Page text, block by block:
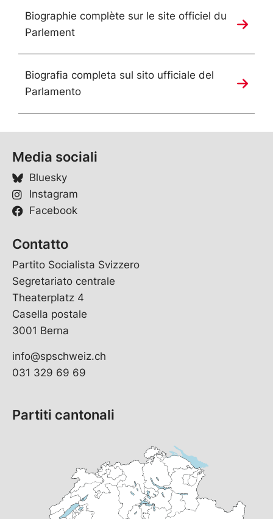
Biographie complète sur le site officiel du
Parlement
Biografia completa sul sito ufficiale del
Parlamento
Media sociali
Bluesky
Instagram
Facebook
Contatto
Partito Socialista Svizzero
Segretariato centrale
Theaterplatz 4
Casella postale
3001 Berna
info@spschweiz.ch
031 329 69 69
Partiti cantonali